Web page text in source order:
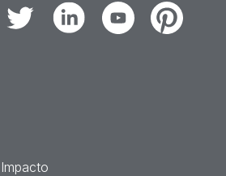
Twitter LinkedinYoutubePinterest